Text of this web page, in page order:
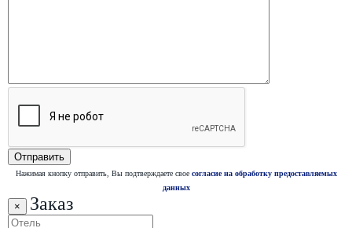
Нажимая кнопку отправить, Вы подтверждаете свое согласие на обработку предоставляемых
данных
× Заказ